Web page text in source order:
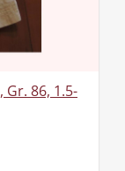
86, 1.5-